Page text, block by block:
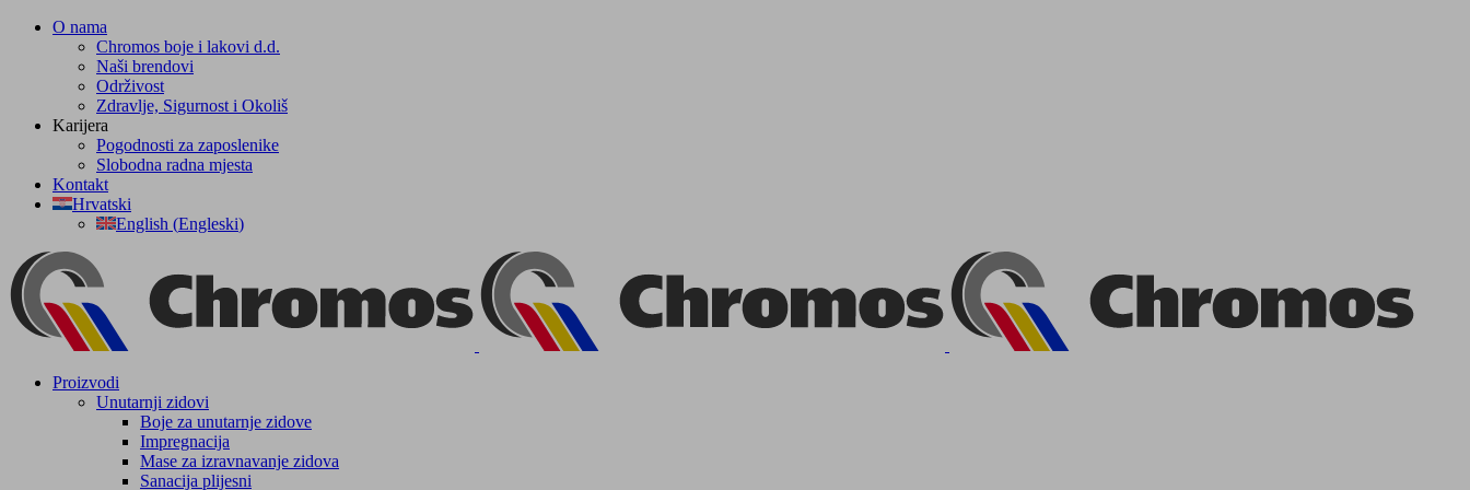
Skip
O nama
Chromos boje i lakovi d.d.
Naši brendovi
Održivost
Zdravlje, Sigurnost i Okoliš
Karijera
Pogodnosti za zaposlenike
Slobodna radna mjesta
Kontakt
Hrvatski
English (Engleski)
Facebook
YouTube
Proizvodi
Unutarnji zidovi
Boje za unutarnje zidove
Impregnacija
Mase za izravnavanje zidova
Sanacija plijesni